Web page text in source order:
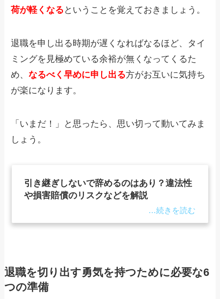
荷が軽くなる ということを覚えておきましょう。
退職を申し出る時期が遅くなればなるほど、タイ
ミングを見極めている余裕が無くなってくるた
め、なるべく早めに申し出る方がお互いに気持ち
が楽になります。
「いまだ！」と思ったら、思い切って動いてみま
しょう。
引き継ぎしないで辞めるのはあり？違法性
や損害賠償のリスクなどを解説
退職を切り出す勇気を持つために必要な6
つの準備